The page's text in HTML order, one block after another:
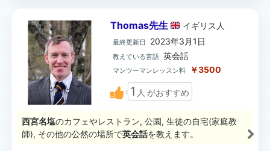
Thomas先生 イギリス 人
最終更新日 2023年3月1日
教えている言語 英会話
マンツーマンレッスン料 ￥3500
1 人 がおすすめ
西宮名塩のカフェやレストラン, 公園, 生徒の自宅(家庭教
師), その他の公然の場所で英会話を教えます。